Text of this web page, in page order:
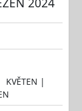
KVĚTEN |